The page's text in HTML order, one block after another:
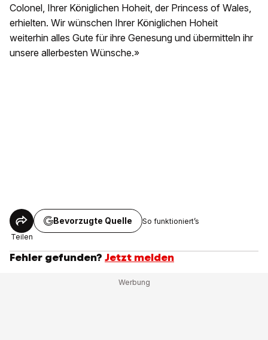
Colonel, Ihrer Königlichen Hoheit, der Princess of Wales,
erhielten. Wir wünschen Ihrer Königlichen Hoheit
weiterhin alles Gute für ihre Genesung und übermitteln ihr
unsere allerbesten Wünsche.»
Teilen
Bevorzugte Quelle So funktioniert’s
Fehler gefunden? Jetzt melden